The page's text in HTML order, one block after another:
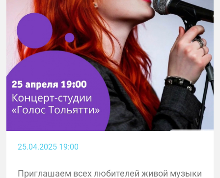
25.04.2025 19:00
Приглашаем всех любителей живой музыки